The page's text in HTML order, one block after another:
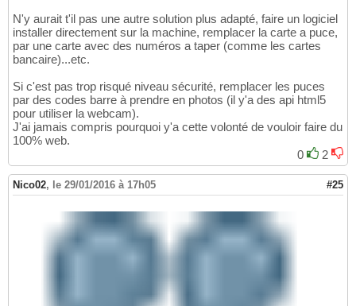
N'y aurait t'il pas une autre solution plus adapté, faire un logiciel
installer directement sur la machine, remplacer la carte a puce,
par une carte avec des numéros a taper (comme les cartes
bancaire)...etc.
Si c'est pas trop risqué niveau sécurité, remplacer les puces
par des codes barre à prendre en photos (il y'a des api html5
pour utiliser la webcam).
J'ai jamais compris pourquoi y'a cette volonté de vouloir faire du
100% web.
0
2
Nico02, le 29/01/2016 à 17h05 #25